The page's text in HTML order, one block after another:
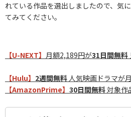
れている作品を選出しましたので、気
てみてください。
【U-NEXT】 月額2,189円が31日間無料
【Hulu】 2週間無料人気映画ドラマが
【AmazonPrime】 30日間無料対象作